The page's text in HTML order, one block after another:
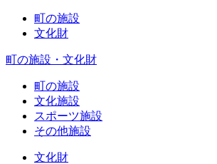
町の施設
文化財
町の施設・文化財
町の施設
文化施設
スポーツ施設
その他施設
文化財